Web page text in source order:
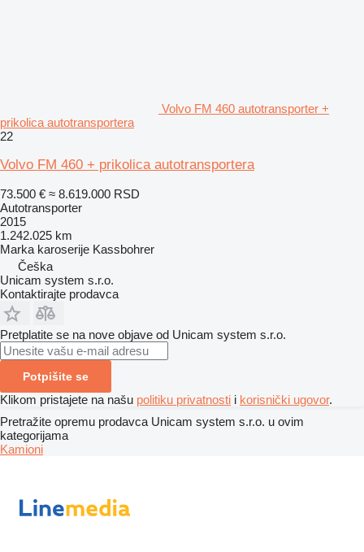
Volvo FM 460 autotransporter +
prikolica autotransportera
22
Volvo FM 460 + prikolica autotransportera
73.500 € ≈ 8.619.000 RSD
Autotransporter
2015
1.242.025 km
Marka karoserije Kassbohrer
Češka
Unicam system s.r.o.
Kontaktirajte prodavca
Pretplatite se na nove objave od Unicam system s.r.o.
Potpišite se
Klikom pristajete na našu politiku privatnosti i korisnički ugovor.
Pretražite opremu prodavca Unicam system s.r.o. u ovim
kategorijama
Kamioni